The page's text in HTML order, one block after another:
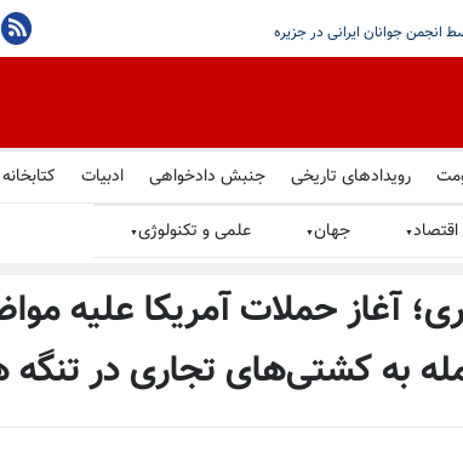
رویدادهای تاریخی جنبش دادخواهی ادبیات کتابخانه
اقتصاد▼ جهان▼ علمی و تکنولوژی▼
آغاز حملات آمریکا علیه
به کشتی‌های تجاری در تنگه